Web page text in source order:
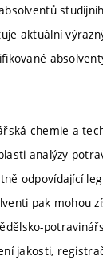
aktuální
chemie a
analýzy
odpovídající
pak mohou
jakosti,